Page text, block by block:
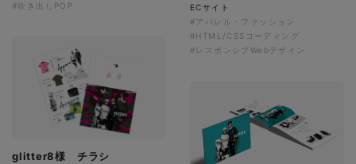
ECサイト
#アパレル・ファッション
#HTML/CSSコーディング
#レスポンシブWebデザイン
#吹き出しPOP
glitter8様 チラシ